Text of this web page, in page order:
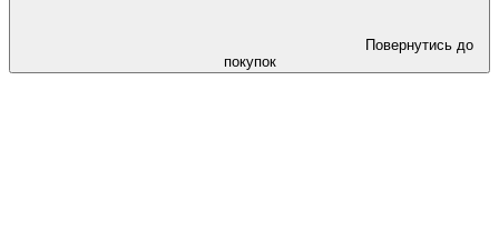
Повернутись до
покупок